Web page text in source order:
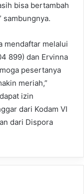
bisa bertambah
sambungnya.
mendaftar melalui
899) dan Ervinna
pesertanya
meriah,”
izin
dari Kodam VI
dari Dispora